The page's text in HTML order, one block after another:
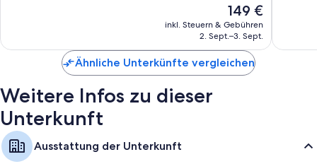
Der
Preis
beträgt
149 €
inkl. Steuern & Gebühren
2. Sept.–3. Sept.
Ähnliche Unterkünfte vergleichen
Weitere Infos zu dieser
Unterkunft
Ausstattung der Unterkunft